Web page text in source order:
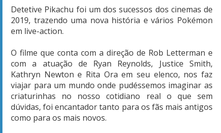
Detetive Pikachu foi um dos sucessos dos cinemas de
2019, trazendo uma nova história e vários Pokémon
em live-action.
O filme que conta com a direção de Rob Letterman e
com a atuação de Ryan Reynolds, Justice Smith,
Kathryn Newton e Rita Ora em seu elenco, nos faz
viajar para um mundo onde pudéssemos imaginar as
criaturinhas no nosso cotidiano real o que sem
dúvidas, foi encantador tanto para os fãs mais antigos
como para os mais novos.